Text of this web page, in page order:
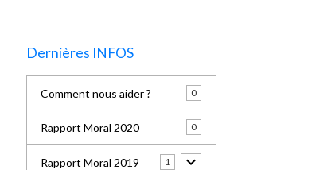
Dernières INFOS
Comment nous aider ? 0
Rapport Moral 2020 0
Rapport Moral 2019 1